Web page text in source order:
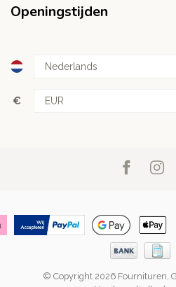
Openingstijden
€
© Copyright 2026 Fournituren,